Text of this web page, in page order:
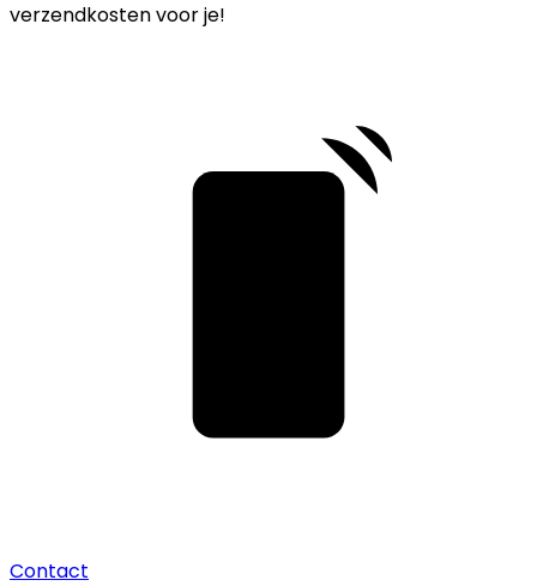
verzendkosten voor je!
Contact